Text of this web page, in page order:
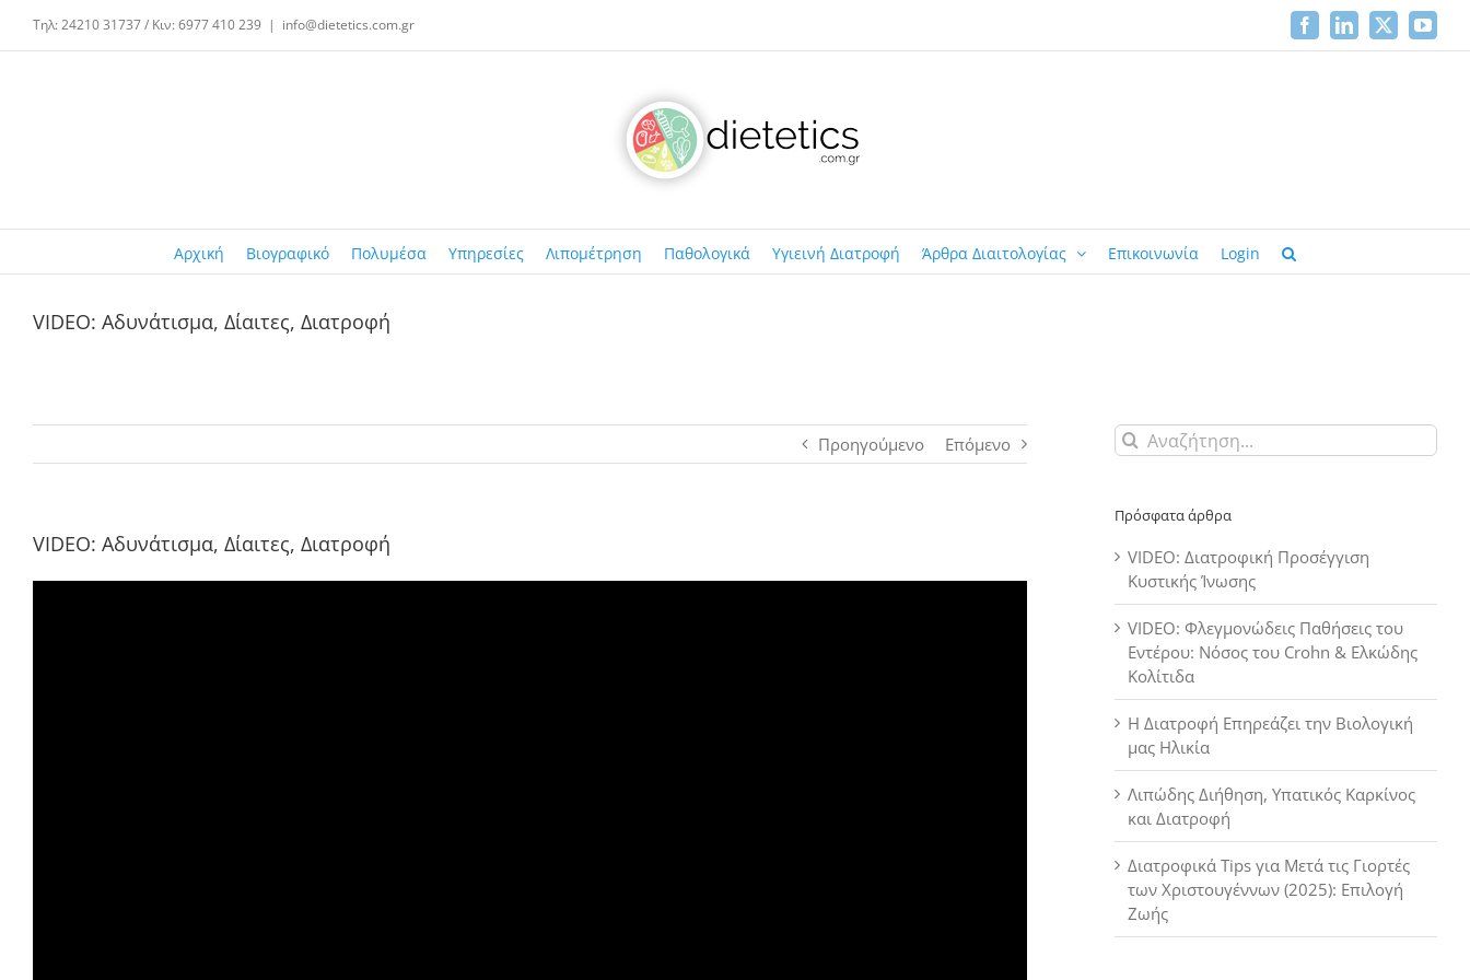
Τηλ: 24210 31737 / Κιν: 6977 410 239 | info@dietetics.com.gr FacebookLinkedIn
X
Αρχική Βιογραφικό Πολυμέσα Υπηρεσίες Λιπομέτρηση Παθολογικά Υγιεινή Διατροφή Άρθρα Διαιτολογίας Επικοινωνία Login
VIDEO: Αδυνάτισμα, Δίαιτες, Διατροφή
Προηγούμενο Επόμενο
VIDEO: Αδυνάτισμα, Δίαιτες, Διατροφή
Αναζήτηση
για:
Πρόσφατα άρθρα
VIDEO: Διατροφική Προσέγγιση
Κυστικής Ίνωσης
VIDEO: Φλεγμονώδεις Παθήσεις του
Εντέρου: Νόσος του Crohn & Ελκώδης
Κολίτιδα
Η Διατροφή Επηρεάζει την Βιολογική
μας Ηλικία
Λιπώδης Διήθηση, Υπατικός Καρκίνος
και Διατροφή
Διατροφικά Tips για Μετά τις Γιορτές
των Χριστουγέννων (2025): Επιλογή
Ζωής